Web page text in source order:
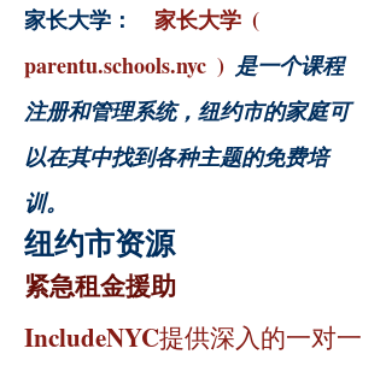
家长大学： 家长大学 (
parentu.schools.nyc ) 是一个课程
注册和管理系统，纽约市的家庭可
以在其中找到各种主题的免费培
训。
纽约市资源
紧急租金援助
IncludeNYC提供深入的一对一